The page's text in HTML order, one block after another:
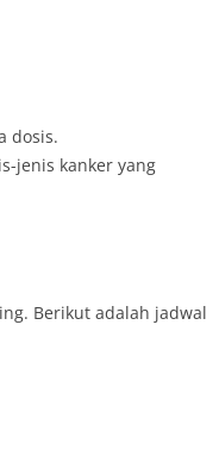
dosis.
jenis kanker yang
Berikut adalah jadwal